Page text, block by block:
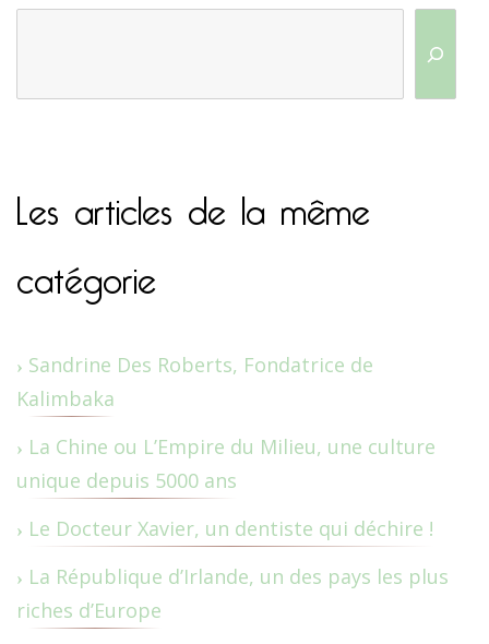
Les articles de la même
catégorie
Sandrine Des Roberts, Fondatrice de
Kalimbaka
La Chine ou L’Empire du Milieu, une culture
unique depuis 5000 ans
Le Docteur Xavier, un dentiste qui déchire !
La République d’Irlande, un des pays les plus
riches d’Europe